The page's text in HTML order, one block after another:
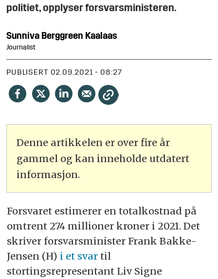
politiet, opplyser forsvarsministeren.
Sunniva Berggreen Kaalaas
Journalist
PUBLISERT 02.09.2021 - 08:27
Denne artikkelen er over fire år
gammel og kan inneholde utdatert
informasjon.
Forsvaret estimerer en totalkostnad på
omtrent 274 millioner kroner i 2021. Det
skriver forsvarsminister Frank Bakke-
Jensen (H) i et svartil
stortingsrepresentant Liv Signe